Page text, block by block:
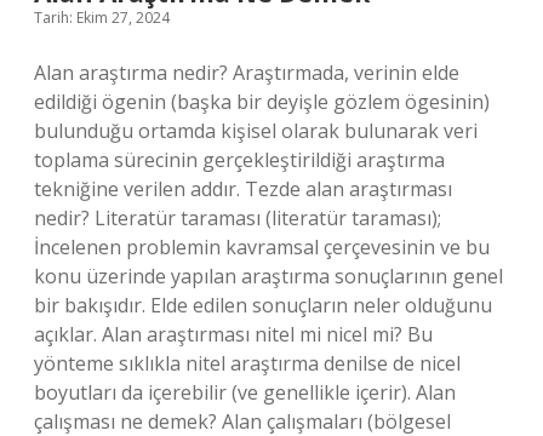
Tarih: Ekim 27, 2024
Alan araştırma nedir? Araştırmada, verinin elde
edildiği ögenin (başka bir deyişle gözlem ögesinin)
bulunduğu ortamda kişisel olarak bulunarak veri
toplama sürecinin gerçekleştirildiği araştırma
tekniğine verilen addır. Tezde alan araştırması
nedir? Literatür taraması (literatür taraması);
İncelenen problemin kavramsal çerçevesinin ve bu
konu üzerinde yapılan araştırma sonuçlarının genel
bir bakışıdır. Elde edilen sonuçların neler olduğunu
açıklar. Alan araştırması nitel mi nicel mi? Bu
yönteme sıklıkla nitel araştırma denilse de nicel
boyutları da içerebilir (ve genellikle içerir). Alan
çalışması ne demek? Alan çalışmaları (bölgesel